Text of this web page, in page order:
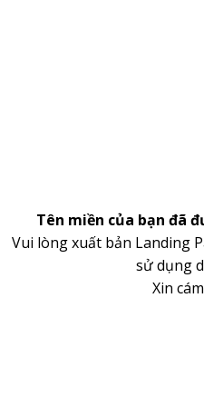
Tên miền của bạn đã
Vui lòng xuất bản Landing
sử dụng
Xin